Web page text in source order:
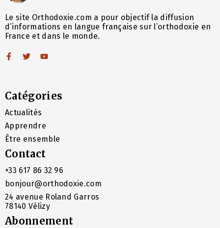
Le site Orthodoxie.com a pour objectif la diffusion
d’informations en langue française sur l’orthodoxie en
France et dans le monde.
Catégories
Actualités
Apprendre
Être ensemble
Contact
+33 617 86 32 96
bonjour@orthodoxie.com
24 avenue Roland Garros
78140 Vélizy
Abonnement